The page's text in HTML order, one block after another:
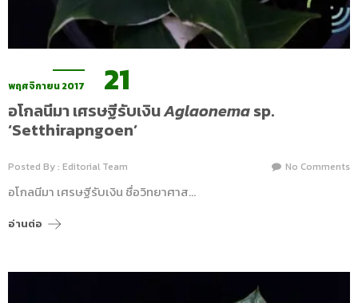
พฤศจิกายน 2017 21
อโกลนีมา เศรษฐีรับเงินAglaonemasp.
‘Setthirapngoen’
Posted By : Editorial Team No Comments
อโกลนีมา เศรษฐีรับเงิน ชื่อวิทยาศาส…
อ่านต่อ